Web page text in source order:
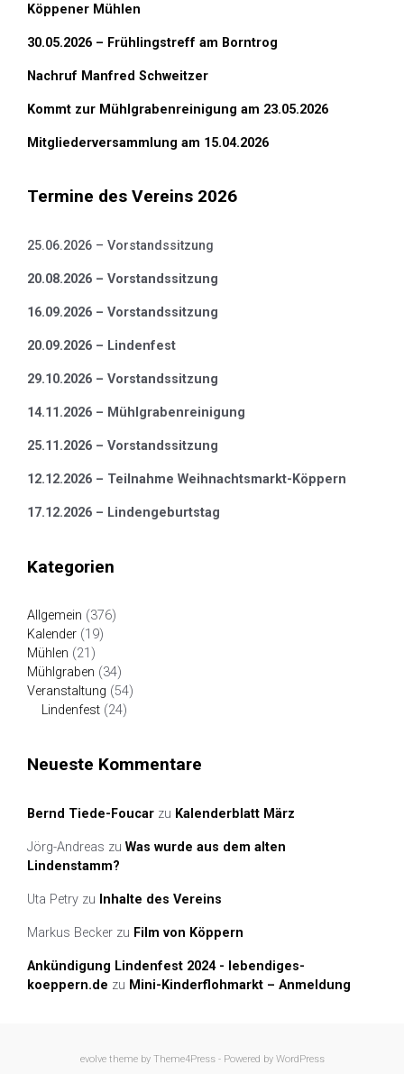
Köppener Mühlen
30.05.2026 – Frühlingstreff am Borntrog
Nachruf Manfred Schweitzer
Kommt zur Mühlgrabenreinigung am 23.05.2026
Mitgliederversammlung am 15.04.2026
Termine des Vereins 2026
25.06.2026 – Vorstandssitzung
20.08.2026 – Vorstandssitzung
16.09.2026 – Vorstandssitzung
20.09.2026 – Lindenfest
29.10.2026 – Vorstandssitzung
14.11.2026 – Mühlgrabenreinigung
25.11.2026 – Vorstandssitzung
12.12.2026 – Teilnahme Weihnachtsmarkt-Köppern
17.12.2026 – Lindengeburtstag
Kategorien
Allgemein (376)
Kalender (19)
Mühlen (21)
Mühlgraben (34)
Veranstaltung (54)
Lindenfest (24)
Neueste Kommentare
Bernd Tiede-Foucar zu Kalenderblatt März
Jörg-Andreas zu Was wurde aus dem alten
Lindenstamm?
Uta Petry zu Inhalte des Vereins
Markus Becker zu Film von Köppern
Ankündigung Lindenfest 2024 - lebendiges-
koeppern.de zu Mini-Kinderflohmarkt – Anmeldung
evolvetheme by Theme4Press - Powered by WordPress